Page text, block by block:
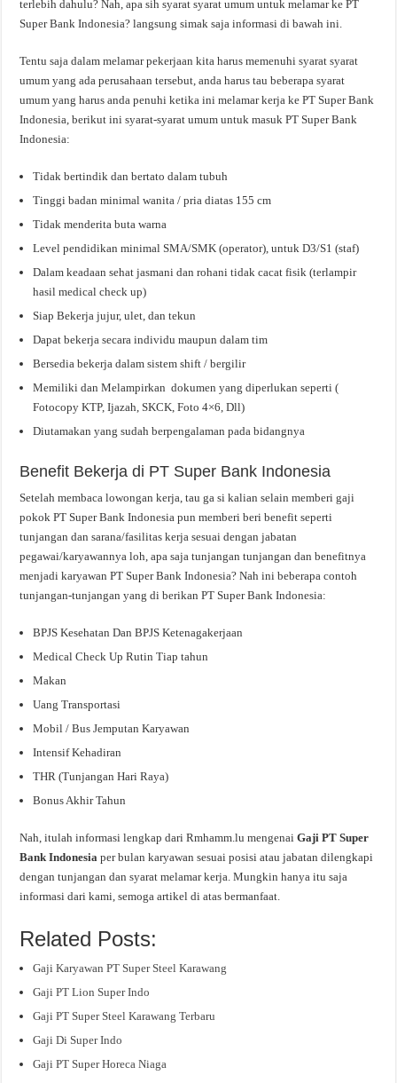
terlebih dahulu? Nah, apa sih syarat syarat umum untuk melamar ke PT
Super Bank Indonesia? langsung simak saja informasi di bawah ini.
Tentu saja dalam melamar pekerjaan kita harus memenuhi syarat syarat
umum yang ada perusahaan tersebut, anda harus tau beberapa syarat
umum yang harus anda penuhi ketika ini melamar kerja ke PT Super Bank
Indonesia, berikut ini syarat-syarat umum untuk masuk PT Super Bank
Indonesia:
Tidak bertindik dan bertato dalam tubuh
Tinggi badan minimal wanita / pria diatas 155 cm
Tidak menderita buta warna
Level pendidikan minimal SMA/SMK (operator), untuk D3/S1 (staf)
Dalam keadaan sehat jasmani dan rohani tidak cacat fisik (terlampir
hasil medical check up)
Siap Bekerja jujur, ulet, dan tekun
Dapat bekerja secara individu maupun dalam tim
Bersedia bekerja dalam sistem shift / bergilir
Memiliki dan Melampirkan dokumen yang diperlukan seperti (
Fotocopy KTP, Ijazah, SKCK, Foto 4×6, Dll)
Diutamakan yang sudah berpengalaman pada bidangnya
Benefit Bekerja di PT Super Bank Indonesia
Setelah membaca lowongan kerja, tau ga si kalian selain memberi gaji
pokok PT Super Bank Indonesia pun memberi beri benefit seperti
tunjangan dan sarana/fasilitas kerja sesuai dengan jabatan
pegawai/karyawannya loh, apa saja tunjangan tunjangan dan benefitnya
menjadi karyawan PT Super Bank Indonesia? Nah ini beberapa contoh
tunjangan-tunjangan yang di berikan PT Super Bank Indonesia:
BPJS Kesehatan Dan BPJS Ketenagakerjaan
Medical Check Up Rutin Tiap tahun
Makan
Uang Transportasi
Mobil / Bus Jemputan Karyawan
Intensif Kehadiran
THR (Tunjangan Hari Raya)
Bonus Akhir Tahun
Nah, itulah informasi lengkap dari Rmhamm.lu mengenaiGaji PT Super
Bank Indonesiaper bulan karyawan sesuai posisi atau jabatan dilengkapi
dengan tunjangan dan syarat melamar kerja. Mungkin hanya itu saja
informasi dari kami, semoga artikel di atas bermanfaat.
Related Posts:
Gaji Karyawan PT Super Steel Karawang
Gaji PT Lion Super Indo
Gaji PT Super Steel Karawang Terbaru
Gaji Di Super Indo
Gaji PT Super Horeca Niaga